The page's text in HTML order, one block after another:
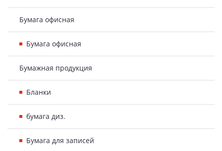
Бумага офисная
Бумага офисная
Бумажная продукция
Бланки
бумага диз.
Бумага для записей